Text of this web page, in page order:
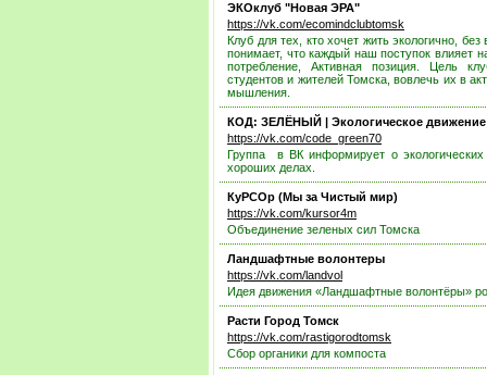
ЭКОклуб "Новая ЭРА"
https://vk.com/ecomindclubtomsk
Клуб для тех, кто хочет жить экологично,
понимает, что каждый наш поступок влияет
потребление, Активная позиция. Цель
студентов и жителей Томска, вовлечь их в
мышления.
КОД: ЗЕЛЁНЫЙ | Экологическое движение
https://vk.com/code_green70
Группа в ВК информирует о
хороших делах.
КуРСОр (Мы за Чистый мир)
https://vk.com/kursor4m
Объединение зеленых сил Томска
Ландшафтные волонтеры
https://vk.com/landvol
Идея движения «Ландшафтные волонтёры»
Расти Город Томск
https://vk.com/rastigorodtomsk
Сбор органики для компоста